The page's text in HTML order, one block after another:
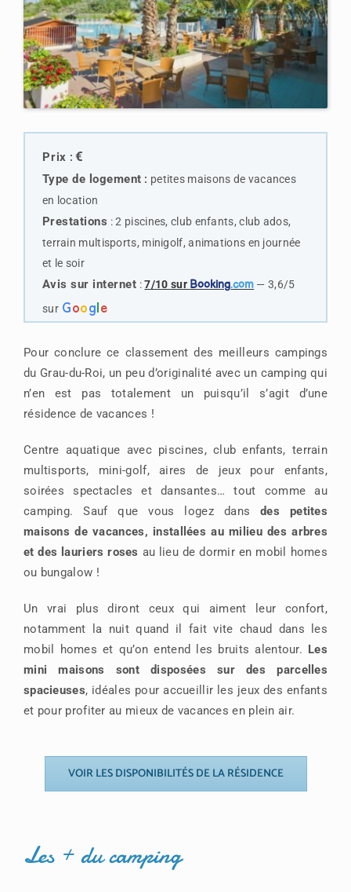
Prix :€
Type de logement : petites maisons de vacances
en location
Prestations :2 piscines, club enfants, club ados,
terrain multisports, minigolf, animations en journée
et le soir
Avis sur internet : 7/10 sur Booking.com — 3,6/5
sur Google
Pour conclure ce classement des meilleurs campings
du Grau-du-Roi, un peu d’originalité avec un camping qui
n’en est pas totalement un puisqu’il s’agit d’une
résidence de vacances !
Centre aquatique avec piscines, club enfants, terrain
multisports, mini-golf, aires de jeux pour enfants,
soirées spectacles et dansantes… tout comme au
camping. Sauf que vous logez dansdes petites
maisons de vacances, installées au milieu des arbres
et des lauriers roses au lieu de dormir en mobil homes
ou bungalow !
Un vrai plus diront ceux qui aiment leur confort,
notamment la nuit quand il fait vite chaud dans les
mobil homes et qu’on entend les bruits alentour. Les
mini maisons sont disposées sur des parcelles
spacieuses, idéales pour accueillir les jeux des enfants
et pour profiter au mieux de vacances en plein air.
VOIR LES DISPONIBILITÉS DE LA RÉSIDENCE
Les + du camping